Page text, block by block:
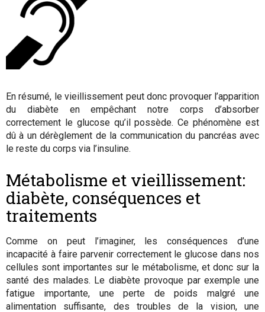
En résumé, le vieillissement peut donc provoquer l’apparition
du diabète en empêchant notre corps d’absorber
correctement le glucose qu’il possède. Ce phénomène est
dû à un dérèglement de la communication du pancréas avec
le reste du corps via l’insuline.
Métabolisme et vieillissement:
diabète, conséquences et
traitements
Comme on peut l’imaginer, les conséquences d’une
incapacité à faire parvenir correctement le glucose dans nos
cellules sont importantes sur le métabolisme, et donc sur la
santé des malades. Le diabète provoque par exemple une
fatigue importante, une perte de poids malgré une
alimentation suffisante, des troubles de la vision, une